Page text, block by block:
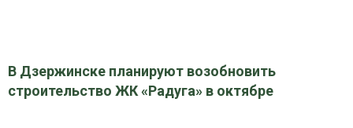
В Дзержинске планируют возобновить
строительство ЖК «Радуга» в октябре